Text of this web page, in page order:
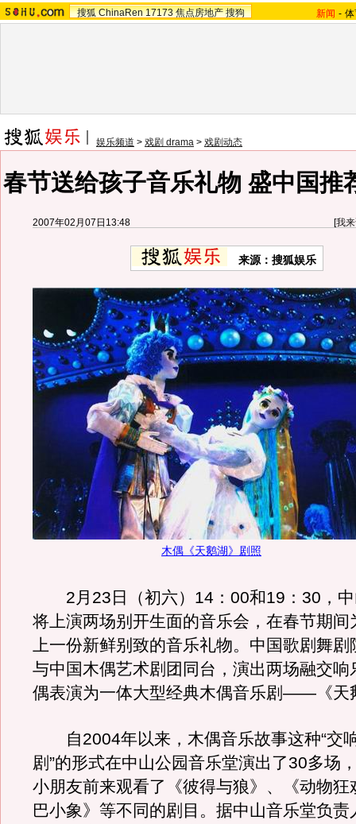
搜狐 ChinaRen 17173 焦点房地产 搜狗 新闻 -
娱乐频道 > 戏剧 drama > 戏剧动态
春节送给孩子音乐礼物 盛中国推
2007年02月07日13:48 [我
来源：搜狐娱乐
木偶《天鹅湖》剧照
2月23日（初六）14：00和19：30，中
将上演两场别开生面的音乐会，在春节期间
上一份新鲜别致的音乐礼物。中国歌剧舞剧
与中国木偶艺术剧团同台，演出两场融交响
偶表演为一体大型经典木偶音乐剧——《天
自2004年以来，木偶音乐故事这种“交
剧”的形式在中山公园音乐堂演出了30多场
小朋友前来观看了《彼得与狼》、《动物狂
巴小象》等不同的剧目。据中山音乐堂负责